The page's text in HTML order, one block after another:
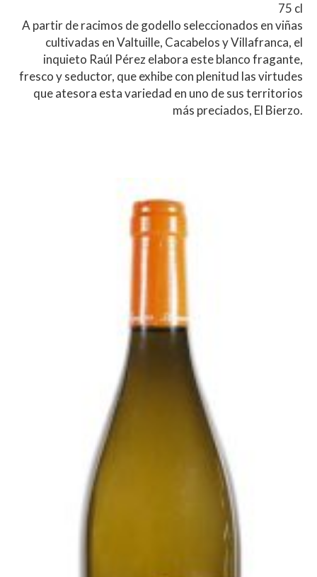
75 cl
A partir de racimos de godello seleccionados en viñas
cultivadas en Valtuille, Cacabelos y Villafranca, el
inquieto Raúl Pérez elabora este blanco fragante,
fresco y seductor, que exhibe con plenitud las virtudes
que atesora esta variedad en uno de sus territorios
más preciados, El Bierzo.